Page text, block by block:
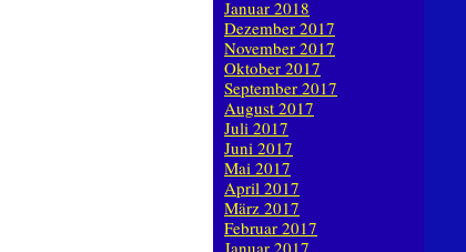
Januar 2018
Dezember 2017
November 2017
Oktober 2017
September 2017
August 2017
Juli 2017
Juni 2017
Mai 2017
April 2017
März 2017
Februar 2017
Januar 2017